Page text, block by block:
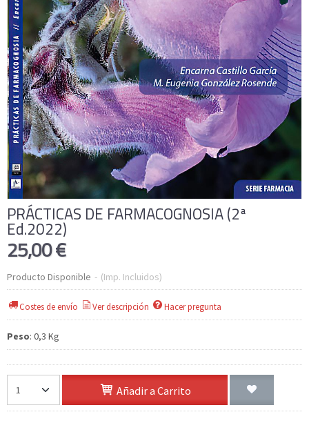
PRÁCTICAS DE FARMACOGNOSIA (2ª
Ed.2022)
25,00 €
Producto Disponible - (Imp. Incluidos)
Costes de envío Ver descripción Hacer pregunta
Peso: 0,3 Kg
Añadir a Carrito